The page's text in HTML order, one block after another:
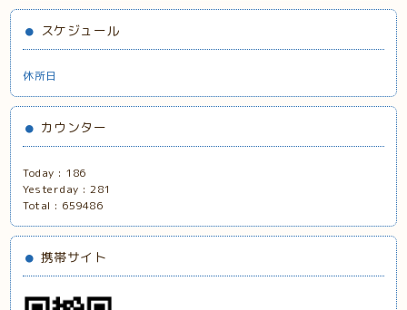
スケジュール
休所日
カウンター
Today : 186
Yesterday :281
Total : 659486
携帯サイト